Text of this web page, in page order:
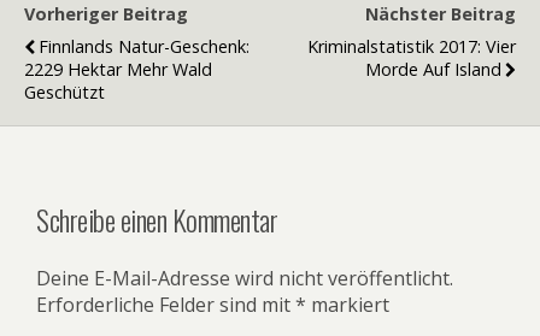
Vorheriger Beitrag
Finnlands Natur-Geschenk:
2229 Hektar Mehr Wald
Geschützt
Nächster Beitrag
Kriminalstatistik 2017: Vier
Morde Auf Island
Schreibe einen Kommentar
Deine E-Mail-Adresse wird nicht veröffentlicht.
Erforderliche Felder sind mit* markiert